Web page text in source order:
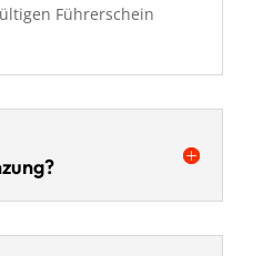
Führerschein